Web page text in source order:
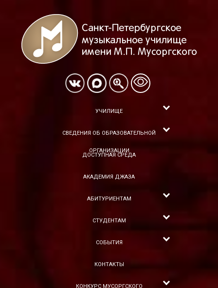
УЧИЛИЩЕ
СВЕДЕНИЯ ОБ ОБРАЗОВАТЕЛЬНОЙ
ОРГАНИЗАЦИИ
ДОСТУПНАЯ СРЕДА
АКАДЕМИЯ ДЖАЗА
АБИТУРИЕНТАМ
СТУДЕНТАМ
СОБЫТИЯ
КОНТАКТЫ
КОНКУРС МУСОРГСКОГО